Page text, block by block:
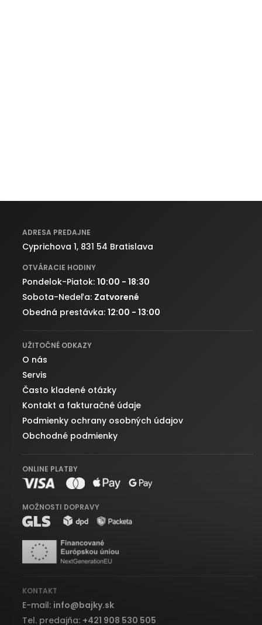
ADRESA PREDAJNE
Cyprichova 1, 831 54 Bratislava
OTVÁRACIE HODINY
Pondelok-Piatok: 10:00 - 18:30
Sobota-Nedeľa: Zatvorené
Obedná prestávka: 12:00 - 13:00
UŽITOČNÉ ODKAZY
O nás
Servis
Často kladené otázky
Kontakt a fakturačné údaje
Podmienky ochrany osobných údajov
Obchodné podmienky
ONLINE PLATBY
MOŽNOSTI DOPRAVY
KONTAKT
E-mail: info@bajky.sk
Tel. predajňa: +421 908 530 505